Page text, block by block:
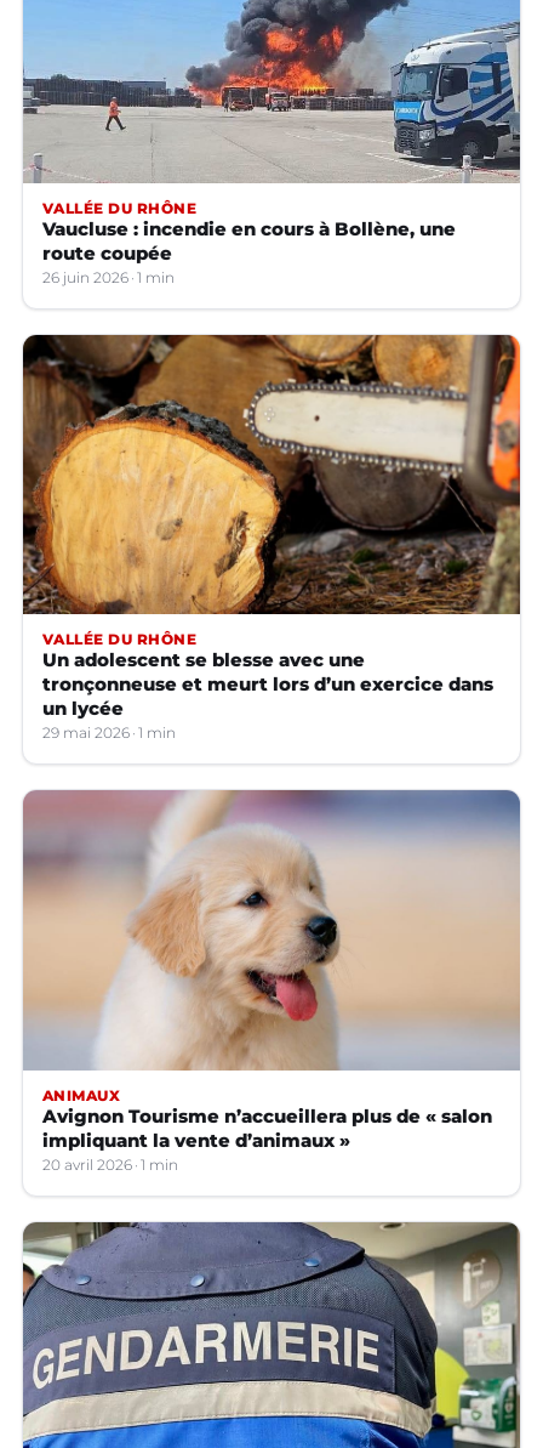
VALLÉE DU RHÔNE
Vaucluse : incendie en cours à Bollène, une
route coupée
26 juin 2026 1 min
VALLÉE DU RHÔNE
Un adolescent se blesse avec une
tronçonneuse et meurt lors d’un exercice dans
un lycée
29 mai 2026 1 min
ANIMAUX
Avignon Tourisme n’accueillera plus de « salon
impliquant la vente d’animaux »
20 avril 2026 1 min